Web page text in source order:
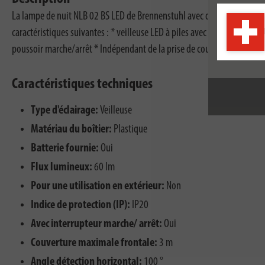
La lampe de nuit NLB 02 BS LED de Brennenstuhl avec détecteur de
caractéristiques suivantes : * veilleuse LED à piles avec 2 LED *
poussoir marche/arrêt * Indépendant de la prise de courant * 2
Caractéristiques techniques
Type d'éclairage: Veilleuse
Matériau du boîtier: Plastique
Batterie fournie: Oui
Flux lumineux: 60 lm
Pour une utilisation en extérieur: Non
Indice de protection (IP): IP20
Avec interrupteur marche/ arrêt: Oui
Couverture maximale frontale: 3 m
Angle détection horizontal: 100 °